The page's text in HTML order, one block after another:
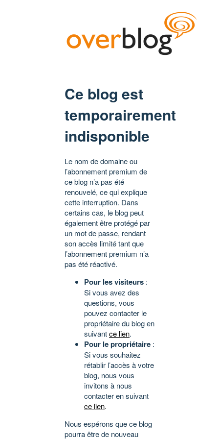
Ce blog est
temporairement
indisponible
Le nom de domaine ou
l’abonnement premium de
ce blog n’a pas été
renouvelé, ce qui explique
cette interruption. Dans
certains cas, le blog peut
également être protégé par
un mot de passe, rendant
son accès limité tant que
l’abonnement premium n’a
pas été réactivé.
Pour les visiteurs :
Si vous avez des
questions, vous
pouvez contacter le
propriétaire du blog en
suivantce lien.
Pour le propriétaire :
Si vous souhaitez
rétablir l’accès à votre
blog, nous vous
invitons à nous
contacter en suivant
ce lien.
Nous espérons que ce blog
pourra être de nouveau